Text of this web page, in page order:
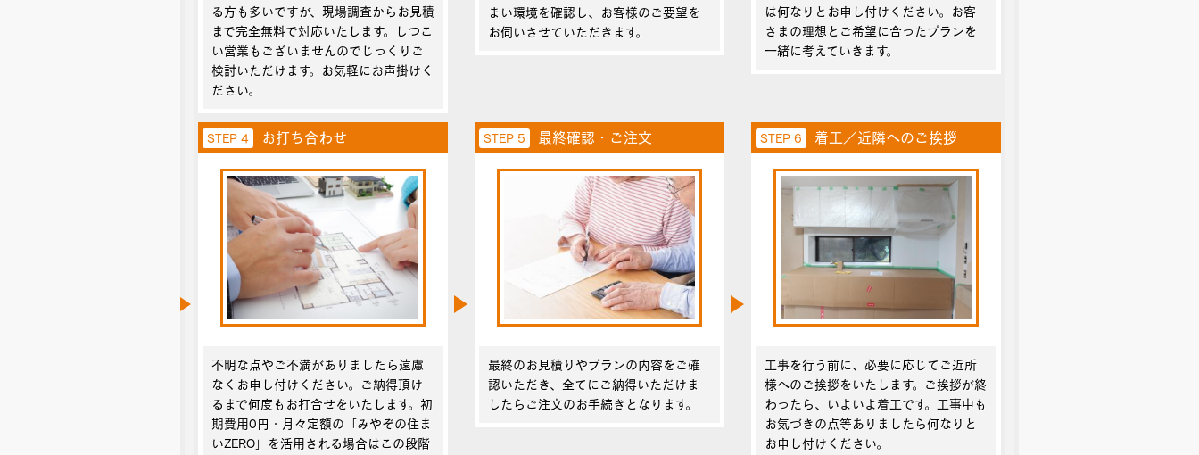
る方も多いですが、現場調査からお見積
まで完全無料で対応いたします。しつこ
い営業もございませんのでじっくりご
検討いただけます。お気軽にお声掛けく
ださい。
まい環境を確認し、お客様のご要望を
お伺いさせていただきます。
は何なりとお申し付けください。お客
さまの理想とご希望に合ったプランを
一緒に考えていきます。
STEP 4 お打ち合わせ
不明な点やご不満がありましたら遠慮
なくお申し付けください。ご納得頂け
るまで何度もお打合せをいたします。初
期費用0円・月々定額の「みやぞの住ま
いZERO」を活用される場合はこの段階
STEP 5 最終確認・ご注文
最終のお見積りやプランの内容をご確
認いただき、全てにご納得いただけま
したらご注文のお手続きとなります。
STEP 6 着工／近隣へのご挨拶
工事を行う前に、必要に応じてご近所
様へのご挨拶をいたします。ご挨拶が終
わったら、いよいよ着工です。工事中も
お気づきの点等ありましたら何なりと
お申し付けください。